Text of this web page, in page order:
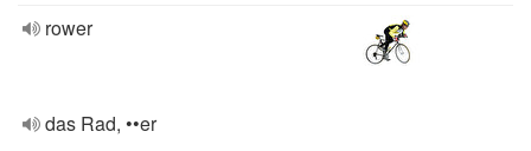
rower
das Rad, ••er